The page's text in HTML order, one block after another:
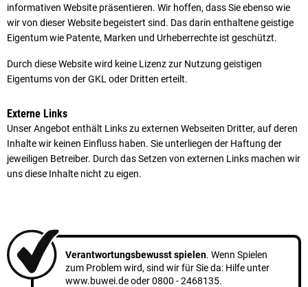
informativen Website präsentieren. Wir hoffen, dass Sie ebenso wie
wir von dieser Website begeistert sind. Das darin enthaltene geistige
Eigentum wie Patente, Marken und Urheberrechte ist geschützt.
Durch diese Website wird keine Lizenz zur Nutzung geistigen
Eigentums von der GKL oder Dritten erteilt.
Externe Links
Unser Angebot enthält Links zu externen Webseiten Dritter, auf deren
Inhalte wir keinen Einfluss haben. Sie unterliegen der Haftung der
jeweiligen Betreiber. Durch das Setzen von externen Links machen wir
uns diese Inhalte nicht zu eigen.
Verantwortungsbewusst spielen. Wenn Spielen
zum Problem wird, sind wir für Sie da: Hilfe unter
www.buwei.deoder0800 - 2468135.